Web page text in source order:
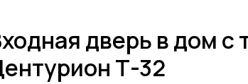
дверь в дом
Т-32